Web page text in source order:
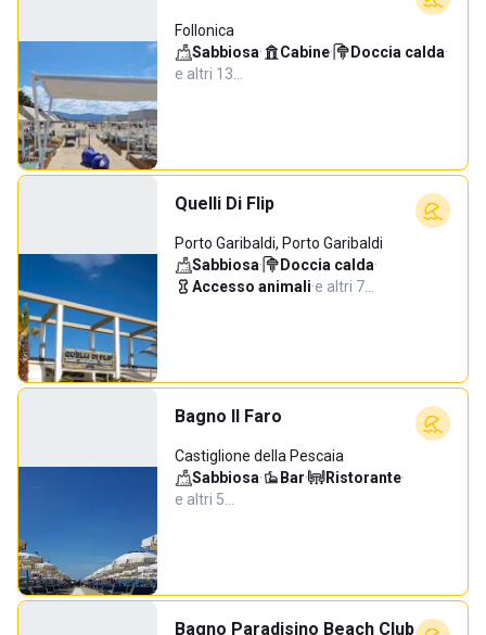
Follonica
Sabbiosa· Cabine· Doccia calda·
e altri 13…
Quelli Di Flip
Porto Garibaldi, Porto Garibaldi
Sabbiosa· Doccia calda·
Accesso animali·e altri 7…
Bagno Il Faro
Castiglione della Pescaia
Sabbiosa· Bar· Ristorante·
e altri 5…
Bagno Paradisino Beach Club